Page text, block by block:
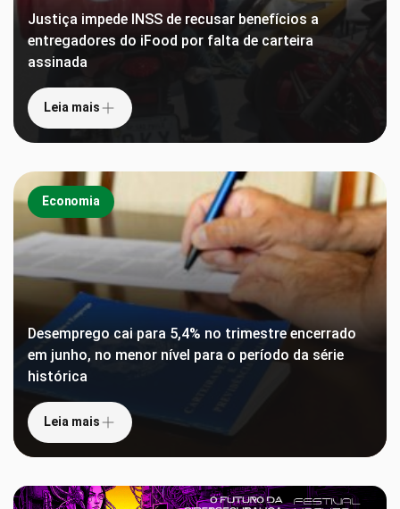
Justiça impede INSS de recusar benefícios a
entregadores do iFood por falta de carteira
assinada
Leia mais
Economia
Desemprego cai para 5,4% no trimestre encerrado
em junho, no menor nível para o período da série
histórica
Leia mais